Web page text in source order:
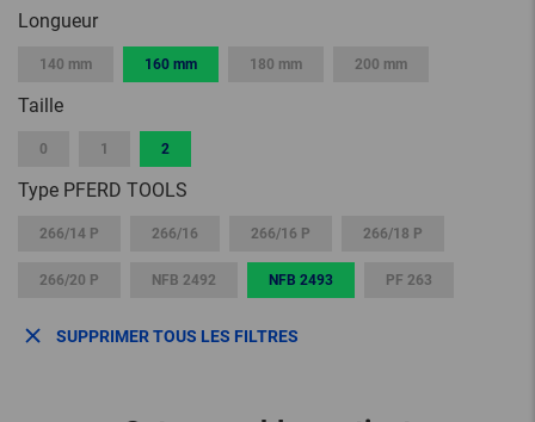
Longueur
140 mm 160 mm 180 mm 200 mm
Taille
0 1 2
Type PFERD TOOLS
266/14 P 266/16 266/16 P 266/18 P
266/20 P NFB 2492 NFB 2493 PF 263
SUPPRIMER TOUS LES FILTRES